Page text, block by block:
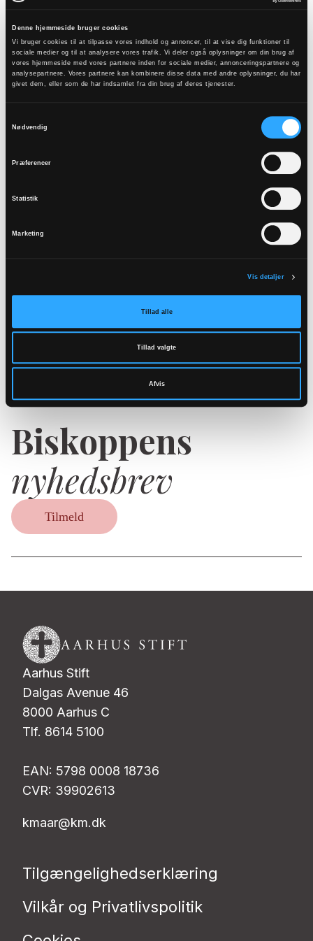
Denne hjemmeside bruger cookies
Vi bruger cookies til at tilpasse vores indhold og annoncer, til at vise dig funktioner til
sociale medier og til at analysere vores trafik. Vi deler også oplysninger om din brug af
vores hjemmeside med vores partnere inden for sociale medier, annonceringspartnere og
analysepartnere. Vores partnere kan kombinere disse data med andre oplysninger, du har
givet dem, eller som de har indsamlet fra din brug af deres tjenester.
Nødvendig
Præferencer
Statistik
Marketing
Vis detaljer
Tillad alle
Tillad valgte
Afvis
20. januar:10 spørgsmål til kandidaterne |
Aarhus Stift
i Aarhus Stift
14. november:
Valgbestyrelsen er klar til
Bispevalget i Aarhus Stift er
nyheden.
Biskoppens
nyhedsbrev
Tilmeld
Aarhus Stift
Dalgas Avenue 46
8000 Aarhus C
Tlf. 8614 5100
EAN: 5798 0008 18736
CVR: 39902613
kmaar@km.dk
Tilgængelighedserklæring
Vilkår og Privatlivspolitik